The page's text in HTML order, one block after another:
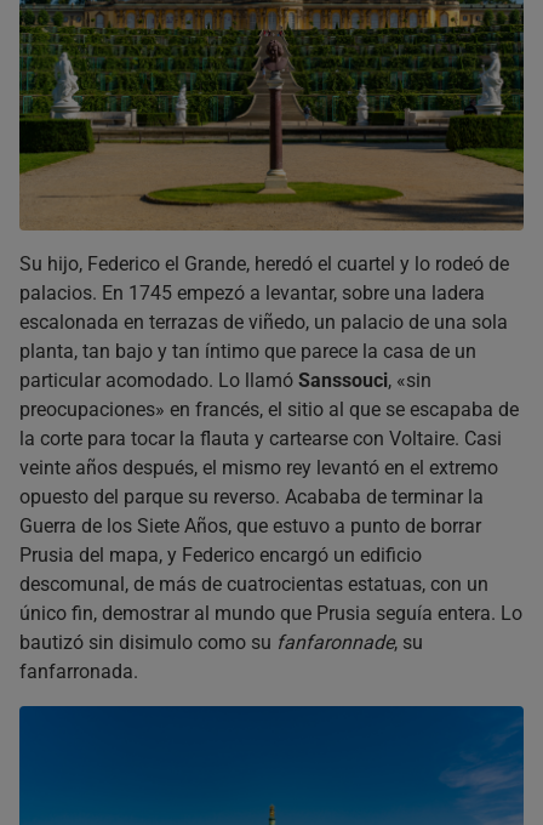
Su hijo, Federico el Grande, heredó el cuartel y lo rodeó de
palacios. En 1745 empezó a levantar, sobre una ladera
escalonada en terrazas de viñedo, un palacio de una sola
planta, tan bajo y tan íntimo que parece la casa de un
particular acomodado. Lo llamó Sanssouci, «sin
preocupaciones» en francés, el sitio al que se escapaba de
la corte para tocar la flauta y cartearse con Voltaire. Casi
veinte años después, el mismo rey levantó en el extremo
opuesto del parque su reverso. Acababa de terminar la
Guerra de los Siete Años, que estuvo a punto de borrar
Prusia del mapa, y Federico encargó un edificio
descomunal, de más de cuatrocientas estatuas, con un
único fin, demostrar al mundo que Prusia seguía entera. Lo
bautizó sin disimulo como su fanfaronnade, su
fanfarronada.